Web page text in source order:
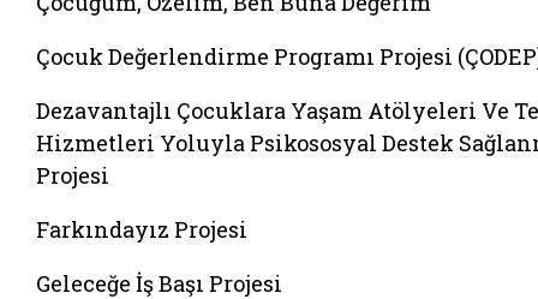
Çocuk Değerlendirme Programı Projesi
Dezavantajlı Çocuklara Yaşam Atölyeleri Ve
Hizmetleri Yoluyla Psikososyal Destek
Projesi
Farkındayız Projesi
Geleceğe İş Başı Projesi